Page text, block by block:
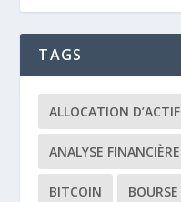
TAGS
ALLOCATION
ANALYSE FINANCIÈRE
BITCOIN BOURSE